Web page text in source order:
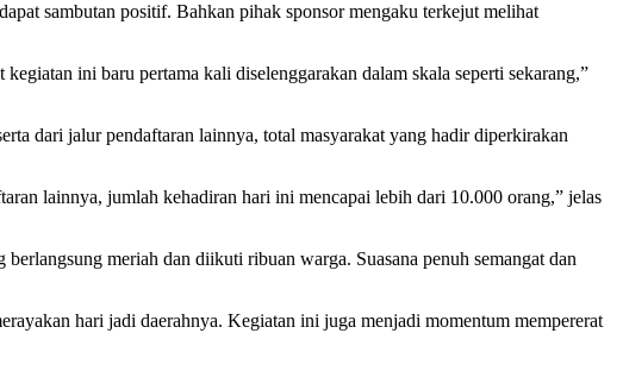
sambutan positif. Bahkan pihak sponsor mengaku terkejut melihat
ini baru pertama kali diselenggarakan dalam skala seperti sekarang,”
dari jalur pendaftaran lainnya, total masyarakat yang hadir diperkirakan
lainnya, jumlah kehadiran hari ini mencapai lebih dari 10.000 orang,” jelas
meriah dan diikuti ribuan warga. Suasana penuh semangat dan
hari jadi daerahnya. Kegiatan ini juga menjadi momentum mempererat